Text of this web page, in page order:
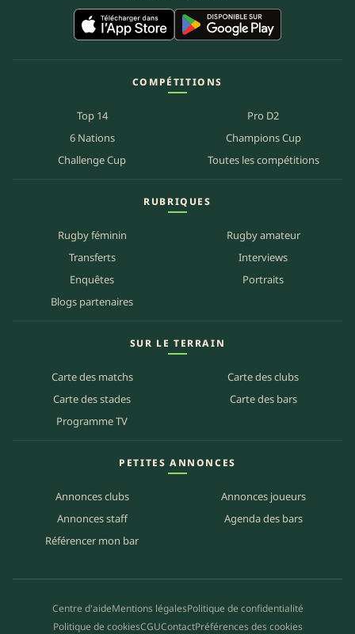
COMPÉTITIONS
Top 14
Pro D2
6 Nations
Champions Cup
Challenge Cup
Toutes les compétitions
RUBRIQUES
Rugby féminin
Rugby amateur
Transferts
Interviews
Enquêtes
Portraits
Blogs partenaires
SUR LE TERRAIN
Carte des matchs
Carte des clubs
Carte des stades
Carte des bars
Programme TV
PETITES ANNONCES
Annonces clubs
Annonces joueurs
Annonces staff
Agenda des bars
Référencer mon bar
Centre d'aideMentions légalesPolitique de confidentialité
Politique de cookiesCGUContactPréférences des cookies